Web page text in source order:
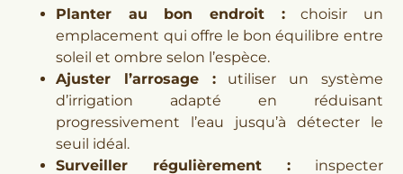
Planter au bon endroit :choisir un
emplacement qui offre le bon équilibre entre
soleil et ombre selon l’espèce.
Ajuster l’arrosage :utiliser un système
d’irrigation adapté en réduisant
progressivement l’eau jusqu’à détecter le
seuil idéal.
Surveiller régulièrement :inspecter